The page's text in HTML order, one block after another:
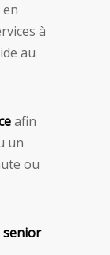
en
à
au
afin
un
ou
senior